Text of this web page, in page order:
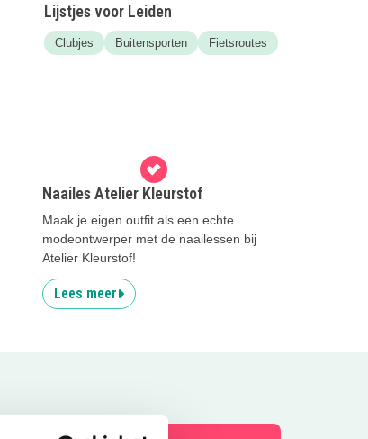
Lijstjes voor Leiden
Clubjes Buitensporten Fietsroutes
Naailes Atelier Kleurstof
Maak je eigen outfit als een echte
modeontwerper met de naailessen bij
Atelier Kleurstof!
Lees meer